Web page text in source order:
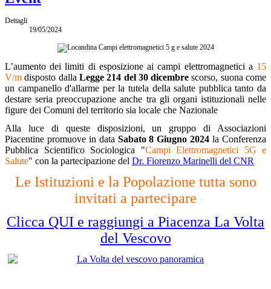
Dettagli
19/05/2024
L’aumento dei limiti di esposizione ai campi elettromagnetici a 15
V/m disposto dalla Legge 214 del 30 dicembre scorso, suona come
un campanello d'allarme per la tutela della salute pubblica tanto da
destare seria preoccupazione anche tra gli organi istituzionali nelle
figure dei Comuni del territorio sia locale che Nazionale
Alla luce di queste disposizioni, un gruppo di Associazioni
Piacentine promuove in data Sabato 8 Giugno 2024 la Conferenza
Pubblica Scientifico Sociologica "Campi Elettromagnetici 5G e
Salute" con la partecipazione del Dr. Fiorenzo Marinelli del CNR
Le Istituzioni e la Popolazione tutta sono
invitati a partecipare
Clicca QUI e raggiungi a Piacenza La Volta
del Vescovo